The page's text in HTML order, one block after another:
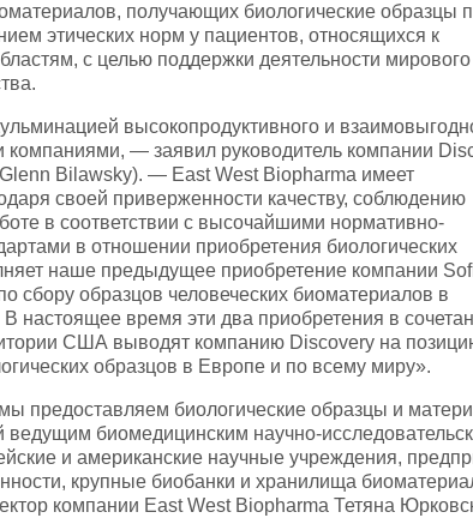
получающих биологические образцы
этических норм у пациентов, относящихся к
с целью поддержки деятельности мирового
высокопродуктивного и
— заявил руководитель компании
Bilawsky). — East West Biopharma имеет
своей приверженности качеству, соблюдению
в соответствии с высочайшими нормативно-
в отношении приобретения биологических
наше предыдущее приобретение компании
сбору образцов человеческих биоматериалов в
настоящее время эти два приобретения в
США выводят компанию Discovery на
образцов в Европе и по всему миру».
предоставляем биологические образцы и
ведущим биомедицинским научно-
и американские научные учреждения,
крупные биобанки и хранилища
компании East West Biopharma Тетяна